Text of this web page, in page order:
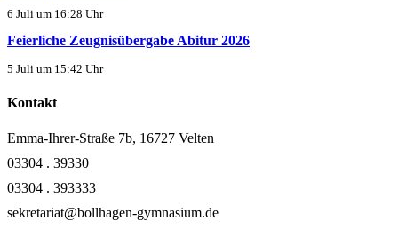
6 Juli um 16:28 Uhr
Feierliche Zeugnisübergabe Abitur 2026
5 Juli um 15:42 Uhr
Kontakt
Emma-Ihrer-Straße 7b, 16727 Velten
03304 . 39330
03304 . 393333
sekretariat@bollhagen-gymnasium.de